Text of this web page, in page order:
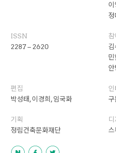
이
정
ISSN
2287 – 2620
김
안
편집
박성태, 이경희, 임국화
인
구
기획
정림건축문화재단